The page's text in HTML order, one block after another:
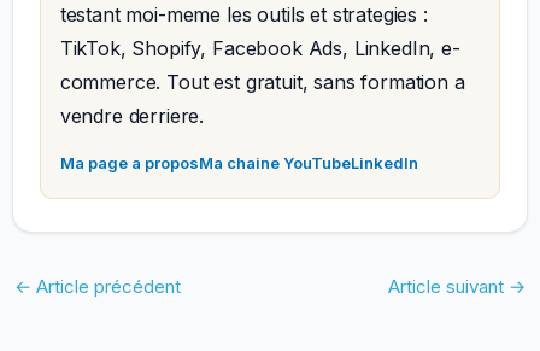
testant moi-meme les outils et strategies :
TikTok, Shopify, Facebook Ads, LinkedIn, e-
commerce. Tout est gratuit, sans formation a
vendre derriere.
Ma page a proposMa chaine YouTubeLinkedIn
← Article précédent Article suivant →